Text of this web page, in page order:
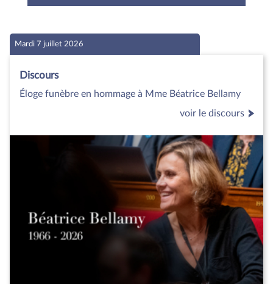
Mardi 7 juillet 2026
Discours
Éloge funèbre en hommage à Mme Béatrice Bellamy
voir le discours